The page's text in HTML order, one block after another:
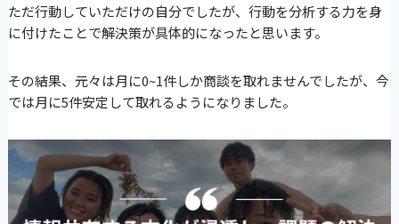
ただ行動していただけの自分でしたが、行動を分析する力を身
に付けたことで解決策が具体的になったと思います。
その結果、元々は月に0~1件しか商談を取れませんでしたが、今
では月に5件安定して取れるようになりました。